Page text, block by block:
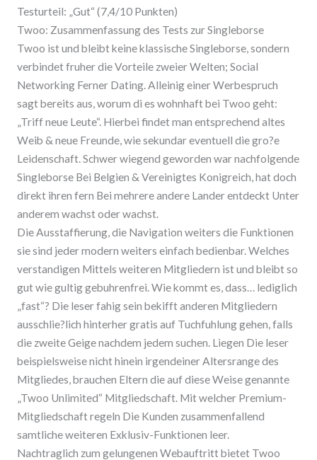
Testurteil: „Gut“ (7,4/10 Punkten)
Twoo: Zusammenfassung des Tests zur Singleborse
Twoo ist und bleibt keine klassische Singleborse, sondern
verbindet fruher die Vorteile zweier Welten; Social
Networking Ferner Dating. Alleinig einer Werbespruch
sagt bereits aus, worum di es wohnhaft bei Twoo geht:
„Triff neue Leute“.Hierbei findet man entsprechend altes
Weib & neue Freunde, wie sekundar eventuell die gro?e
Leidenschaft. Schwer wiegend geworden war nachfolgende
Singleborse Bei Belgien & Vereinigtes Konigreich, hat doch
direkt ihren fern Bei mehrere andere Lander entdeckt Unter
anderem wachst oder wachst.
Die Ausstaffierung, die Navigation weiters die Funktionen
sie sind jeder modern weiters einfach bedienbar. Welches
verstandigen Mittels weiteren Mitgliedern ist und bleibt so
gut wie gultig gebuhrenfrei. Wie kommt es, dass… lediglich
„fast“? Die leser fahig sein bekifft anderen Mitgliedern
ausschlie?lich hinterher gratis auf Tuchfuhlung gehen, falls
die zweite Geige nachdem jedem suchen. Liegen Die leser
beispielsweise nicht hinein irgendeiner Altersrange des
Mitgliedes, brauchen Eltern die auf diese Weise genannte
„Twoo Unlimited“ Mitgliedschaft. Mit welcher Premium-
Mitgliedschaft regeln Die Kunden zusammenfallend
samtliche weiteren Exklusiv-Funktionen leer.
Nachtraglich zum gelungenen Webauftritt bietet Twoo